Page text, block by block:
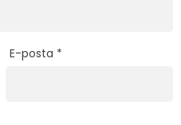
E-posta *